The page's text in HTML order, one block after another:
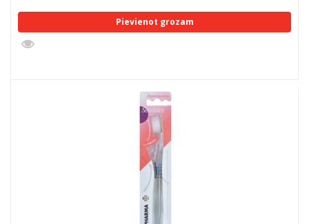
Pievienot grozam